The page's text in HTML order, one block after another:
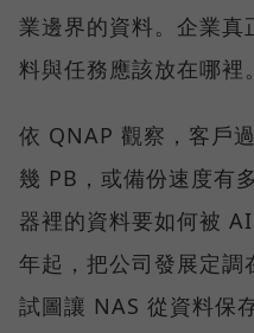
業邊界的資料。企業真
料與任務應該放在哪裡。
依 QNAP 觀察，客戶
幾 PB，或備份速度有
器裡的資料要如何被
年起，把公司發展定調
試圖讓 NAS 從資料保